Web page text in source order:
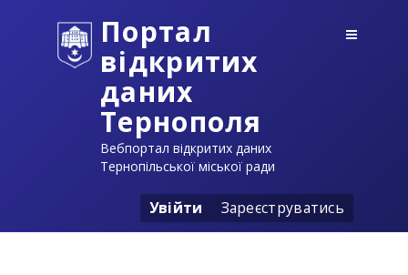
Портал
відкритих
даних
Тернополя
Вебпортал відкритих даних
Тернопільської міської ради
Увійти Зареєструватись